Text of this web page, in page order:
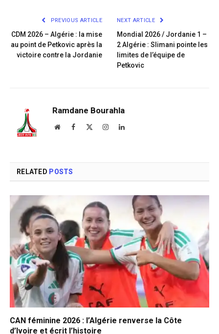
PREVIOUS ARTICLE
CDM 2026 – Algérie : la mise
au point de Petkovic après la
victoire contre la Jordanie
NEXT ARTICLE
Mondial 2026 / Jordanie 1 –
2 Algérie : Slimani pointe les
limites de l’équipe de
Petkovic
Ramdane Bourahla
WebsiteFacebook InstagramLinkedIn
RELATED POSTS
CAN féminine 2026 : l’Algérie renverse la Côte
d’Ivoire et écrit l’histoire